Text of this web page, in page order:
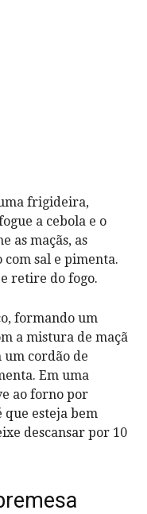
frigideira,
a cebola e o
as maçãs, as
com sal e pimenta.
retire do fogo.
formando um
a mistura de maçã
um cordão de
Em uma
ao forno por
esteja bem
descansar por 10